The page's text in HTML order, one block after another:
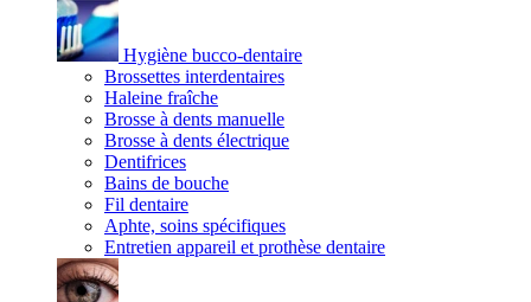
Hygiène bucco-dentaire
Brossettes interdentaires
Haleine fraîche
Brosse à dents manuelle
Brosse à dents électrique
Dentifrices
Bains de bouche
Fil dentaire
Aphte, soins spécifiques
Entretien appareil et prothèse dentaire